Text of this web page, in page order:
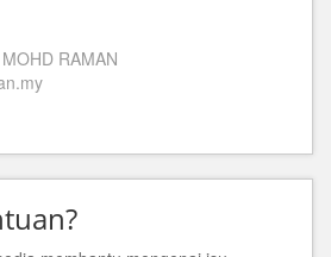
RAMAN